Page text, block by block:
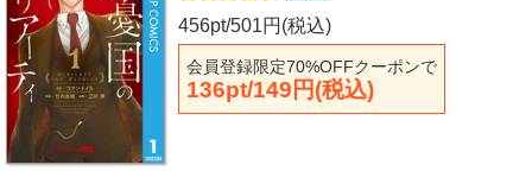
456pt/501円(税込)
会員登録限定70%OFFクーポンで
136pt/149円(税込)